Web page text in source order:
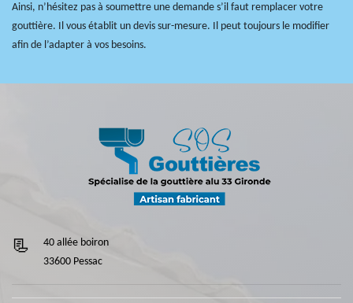
Ainsi, n’hésitez pas à soumettre une demande s’il faut remplacer votre
gouttière. Il vous établit un devis sur-mesure. Il peut toujours le modifier
afin de l’adapter à vos besoins.
40 allée boiron
33600 Pessac